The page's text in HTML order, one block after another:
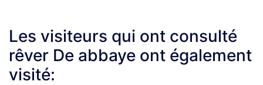
Les visiteurs qui ont consulté
rêver De abbaye ont également
visité: